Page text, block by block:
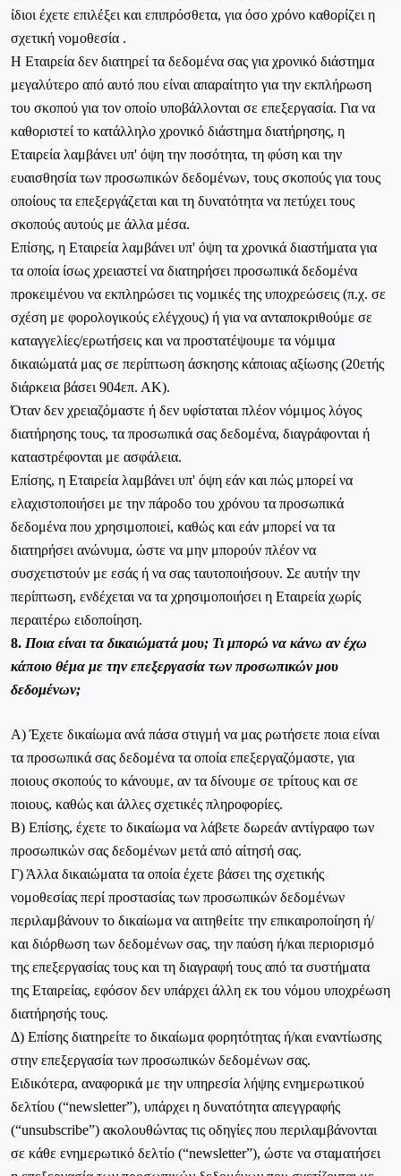
ίδιοι έχετε επιλέξει και επιπρόσθετα, για όσο χρόνο καθορίζει η
σχετική νομοθεσία .
Η Εταιρεία δεν διατηρεί τα δεδομένα σας για χρονικό διάστημα
μεγαλύτερο από αυτό που είναι απαραίτητο για την εκπλήρωση
του σκοπού για τον οποίο υποβάλλονται σε επεξεργασία. Για να
καθοριστεί το κατάλληλο χρονικό διάστημα διατήρησης, η
Εταιρεία λαμβάνει υπ' όψη την ποσότητα, τη φύση και την
ευαισθησία των προσωπικών δεδομένων, τους σκοπούς για τους
οποίους τα επεξεργάζεται και τη δυνατότητα να πετύχει τους
σκοπούς αυτούς με άλλα μέσα.
Επίσης, η Εταιρεία λαμβάνει υπ' όψη τα χρονικά διαστήματα για
τα οποία ίσως χρειαστεί να διατηρήσει προσωπικά δεδομένα
προκειμένου να εκπληρώσει τις νομικές της υποχρεώσεις (π.χ. σε
σχέση με φορολογικούς ελέγχους) ή για να ανταποκριθούμε σε
καταγγελίες/ερωτήσεις και να προστατέψουμε τα νόμιμα
δικαιώματά μας σε περίπτωση άσκησης κάποιας αξίωσης (20ετής
διάρκεια βάσει 904επ. ΑΚ).
Όταν δεν χρειαζόμαστε ή δεν υφίσταται πλέον νόμιμος λόγος
διατήρησης τους, τα προσωπικά σας δεδομένα, διαγράφονται ή
καταστρέφονται με ασφάλεια.
Επίσης, η Εταιρεία λαμβάνει υπ' όψη εάν και πώς μπορεί να
ελαχιστοποιήσει με την πάροδο του χρόνου τα προσωπικά
δεδομένα που χρησιμοποιεί, καθώς και εάν μπορεί να τα
διατηρήσει ανώνυμα, ώστε να μην μπορούν πλέον να
συσχετιστούν με εσάς ή να σας ταυτοποιήσουν. Σε αυτήν την
περίπτωση, ενδέχεται να τα χρησιμοποιήσει η Εταιρεία χωρίς
περαιτέρω ειδοποίηση.
8. Ποια είναι τα δικαιώματά μου; Τι μπορώ να κάνω αν έχω
κάποιο θέμα με την επεξεργασία των προσωπικών μου
δεδομένων;
Α) Έχετε δικαίωμα ανά πάσα στιγμή να μας ρωτήσετε ποια είναι
τα προσωπικά σας δεδομένα τα οποία επεξεργαζόμαστε, για
ποιους σκοπούς το κάνουμε, αν τα δίνουμε σε τρίτους και σε
ποιους, καθώς και άλλες σχετικές πληροφορίες.
Β) Επίσης, έχετε το δικαίωμα να λάβετε δωρεάν αντίγραφο των
προσωπικών σας δεδομένων μετά από αίτησή σας.
Γ) Άλλα δικαιώματα τα οποία έχετε βάσει της σχετικής
νομοθεσίας περί προστασίας των προσωπικών δεδομένων
περιλαμβάνουν το δικαίωμα να αιτηθείτε την επικαιροποίηση ή/
και διόρθωση των δεδομένων σας, την παύση ή/και περιορισμό
της επεξεργασίας τους και τη διαγραφή τους από τα συστήματα
της Εταιρείας, εφόσον δεν υπάρχει άλλη εκ του νόμου υποχρέωση
διατήρησής τους.
Δ) Επίσης διατηρείτε το δικαίωμα φορητότητας ή/και εναντίωσης
στην επεξεργασία των προσωπικών δεδομένων σας.
Ειδικότερα, αναφορικά με την υπηρεσία λήψης ενημερωτικού
δελτίου (“newsletter”), υπάρχει η δυνατότητα απεγγραφής
(“unsubscribe”) ακολουθώντας τις οδηγίες που περιλαμβάνονται
σε κάθε ενημερωτικό δελτίο (“newsletter”), ώστε να σταματήσει